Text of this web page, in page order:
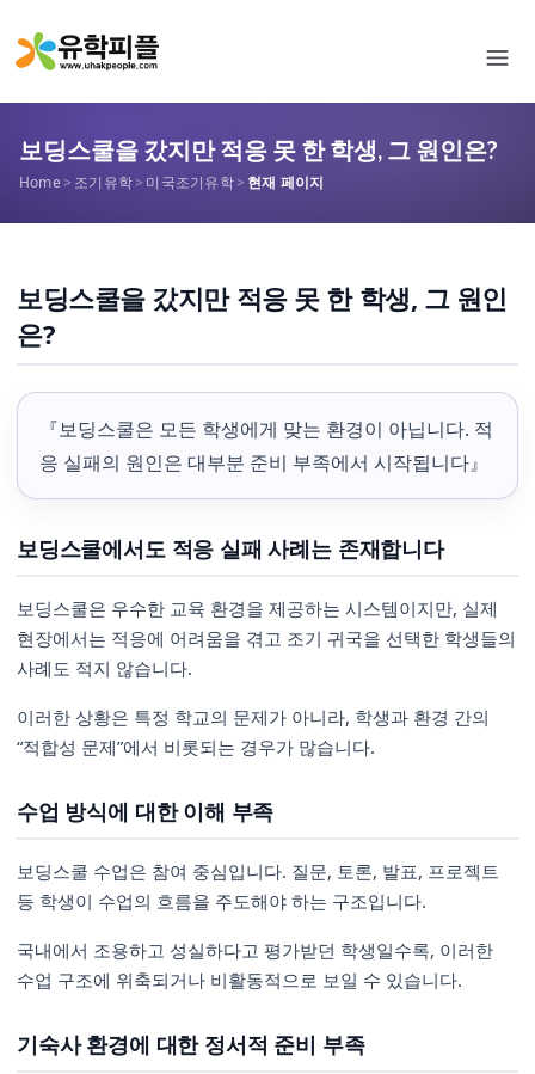
보딩스쿨을 갔지만 적응 못 한 학생, 그 원인은?
Home> 조기유학> 미국조기유학> 현재 페이지
보딩스쿨을 갔지만 적응 못 한 학생, 그 원인
은?
『보딩스쿨은 모든 학생에게 맞는 환경이 아닙니다. 적
응 실패의 원인은 대부분 준비 부족에서 시작됩니다』
보딩스쿨에서도 적응 실패 사례는 존재합니다
보딩스쿨은 우수한 교육 환경을 제공하는 시스템이지만, 실제
현장에서는 적응에 어려움을 겪고 조기 귀국을 선택한 학생들의
사례도 적지 않습니다.
이러한 상황은 특정 학교의 문제가 아니라, 학생과 환경 간의
“적합성 문제”에서 비롯되는 경우가 많습니다.
수업 방식에 대한 이해 부족
보딩스쿨 수업은 참여 중심입니다. 질문, 토론, 발표, 프로젝트
등 학생이 수업의 흐름을 주도해야 하는 구조입니다.
국내에서 조용하고 성실하다고 평가받던 학생일수록, 이러한
수업 구조에 위축되거나 비활동적으로 보일 수 있습니다.
기숙사 환경에 대한 정서적 준비 부족